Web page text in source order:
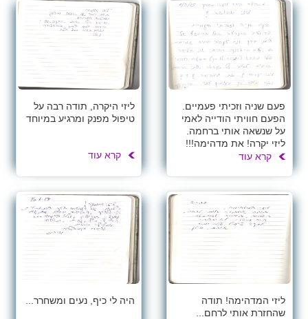
פעם שניה וזכיתי פעמיים.
הפעם חוויתי הודייה לאמי
על שנשאה אותי ברחמה.
ליזי יקרה! את מדהימה!!!
קרא עוד
ליזי היקרה, תודה רבה על
טיפול מפנק ומרגיע במיוחד
קרא עוד
ליזי המדהימה! תודה
שהחזרת אותי לרחם...
היה לי כיף, נעים ומשחרר...